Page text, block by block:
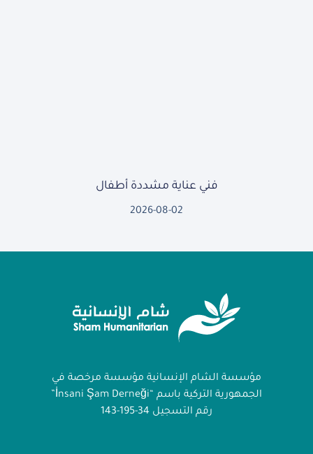
فني عناية مشددة أطفال
2026-08-02
مؤسسة الشام الإنسانية مؤسسة مرخصة في
الجمهورية التركية باسم “İnsani Şam Derneği”
رقم التسجيل 34-195-143